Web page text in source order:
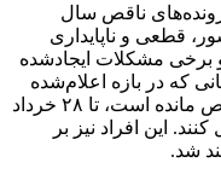
ناقص سال
قطعی و ناپایداری
برخی مشکلات ایجادشده
که در بازه اعلام‌شده
ثبت‌نام اولیه داشته‌اند اما پرونده آنان ناقص مانده است، تا ۲۸ خرداد
این افراد نیز بر